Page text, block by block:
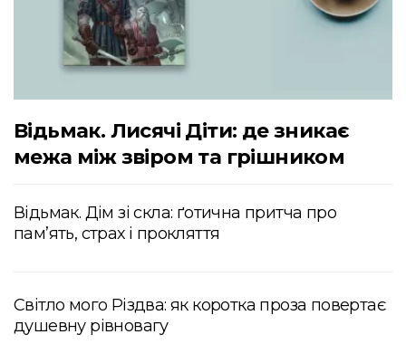
Відьмак. Лисячі Діти: де зникає
межа між звіром та грішником
Відьмак. Дім зі скла: ґотична притча про
пам’ять, страх і прокляття
Світло мого Різдва: як коротка проза повертає
душевну рівновагу